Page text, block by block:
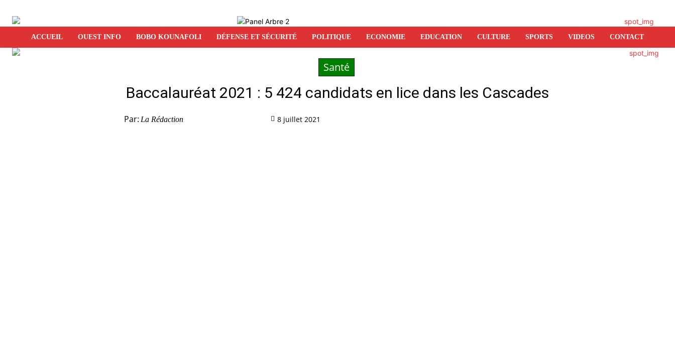
ACCUEIL OUEST INFO BOBO KOUNAFOLI DÉFENSE ET SÉCURITÉ POLITIQUE ECONOMIE EDUCATION CULTURE SPORTS VIDEOS CONTACT
Santé
Baccalauréat 2021 : 5 424 candidats en lice dans les Cascades
Par: La Rédaction 8 juillet 2021